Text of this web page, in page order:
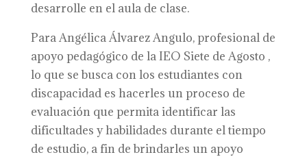
desarrolle en el aula de clase.
Para Angélica Álvarez Angulo, profesional de
apoyo pedagógico de la IEO Siete de Agosto ,
lo que se busca con los estudiantes con
discapacidad es hacerles un proceso de
evaluación que permita identificar las
dificultades y habilidades durante el tiempo
de estudio, a fin de brindarles un apoyo